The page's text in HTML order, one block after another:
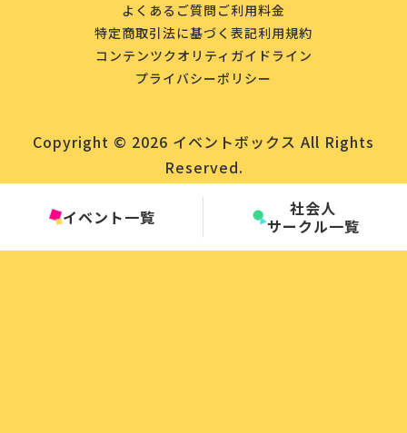
イベント一覧
社会人
サークル一覧
よくあるご質問 ご利用料金
特定商取引法に基づく表記利用規約
コンテンツクオリティガイドライン
プライバシーポリシー
Copyright © 2026 イベントボックス All Rights
Reserved.